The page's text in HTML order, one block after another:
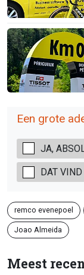
Een grote
JA,
DAT
remco evenepoel
Joao Almeida
Meest